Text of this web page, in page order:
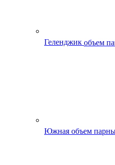
Геленджик объем
Южная объем